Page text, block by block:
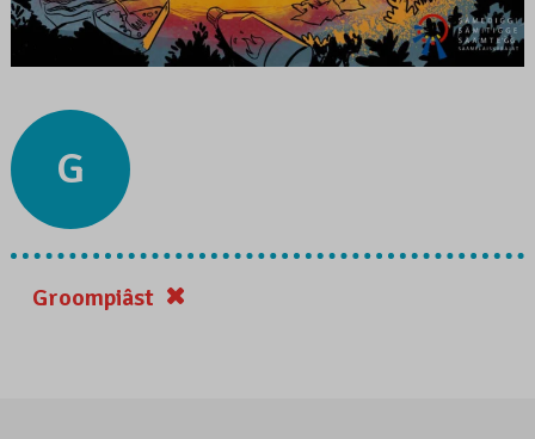
G
Groompiâst